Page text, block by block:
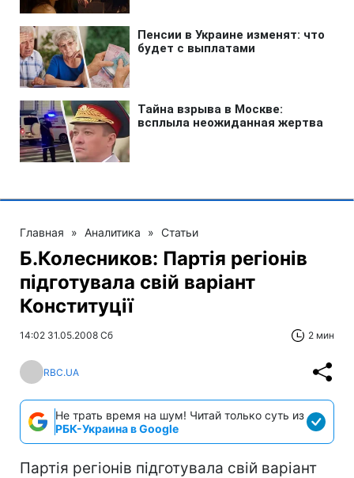
Главная » Аналитика » Статьи
Б.Колесников: Партія регіонів
підготувала свій варіант
Конституції
14:02 31.05.2008 Сб 2 мин
RBC.UA
Не трать время на шум! Читай только суть из
РБК-Украина в Google
Партія регіонів підготувала свій варіант